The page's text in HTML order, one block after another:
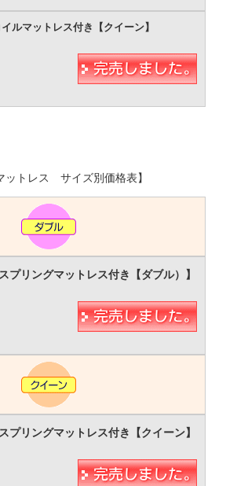
ットレス サイズ別価格表】